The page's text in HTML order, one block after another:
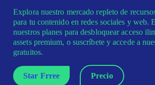
Explora nuestro mercado repleto de
para tu contenido en redes sociales y web.
nuestros planes para desbloquear acceso
assets premium, o suscríbete y accede a
gratuitos.
Star Frree Precio